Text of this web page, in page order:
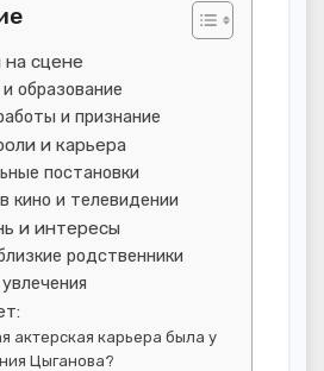
сцене
образование
и признание
и карьера
постановки
кино и телевидении
и интересы
родственники
актерская карьера была у
Цыганова?